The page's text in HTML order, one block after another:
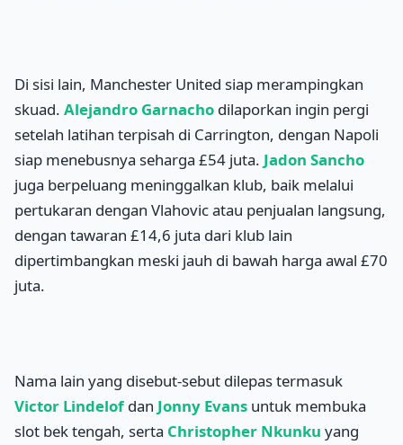
Di sisi lain, Manchester United siap merampingkan
skuad. Alejandro Garnacho dilaporkan ingin pergi
setelah latihan terpisah di Carrington, dengan Napoli
siap menebusnya seharga £54 juta. Jadon Sancho
juga berpeluang meninggalkan klub, baik melalui
pertukaran dengan Vlahovic atau penjualan langsung,
dengan tawaran £14,6 juta dari klub lain
dipertimbangkan meski jauh di bawah harga awal £70
juta.
Nama lain yang disebut-sebut dilepas termasuk
Victor Lindelof dan Jonny Evans untuk membuka
slot bek tengah, serta Christopher Nkunku yang